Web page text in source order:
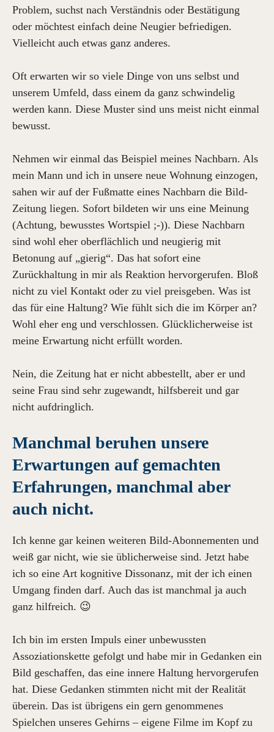
Problem, suchst nach Verständnis oder Bestätigung
oder möchtest einfach deine Neugier befriedigen.
Vielleicht auch etwas ganz anderes.
Oft erwarten wir so viele Dinge von uns selbst und
unserem Umfeld, dass einem da ganz schwindelig
werden kann. Diese Muster sind uns meist nicht einmal
bewusst.
Nehmen wir einmal das Beispiel meines Nachbarn. Als
mein Mann und ich in unsere neue Wohnung einzogen,
sahen wir auf der Fußmatte eines Nachbarn die Bild-
Zeitung liegen. Sofort bildeten wir uns eine Meinung
(Achtung, bewusstes Wortspiel ;-)). Diese Nachbarn
sind wohl eher oberflächlich und neugierig mit
Betonung auf „gierig“. Das hat sofort eine
Zurückhaltung in mir als Reaktion hervorgerufen. Bloß
nicht zu viel Kontakt oder zu viel preisgeben. Was ist
das für eine Haltung? Wie fühlt sich die im Körper an?
Wohl eher eng und verschlossen. Glücklicherweise ist
meine Erwartung nicht erfüllt worden.
Nein, die Zeitung hat er nicht abbestellt, aber er und
seine Frau sind sehr zugewandt, hilfsbereit und gar
nicht aufdringlich.
Manchmal beruhen unsere
Erwartungen auf gemachten
Erfahrungen, manchmal aber
auch nicht.
Ich kenne gar keinen weiteren Bild-Abonnementen und
weiß gar nicht, wie sie üblicherweise sind. Jetzt habe
ich so eine Art kognitive Dissonanz, mit der ich einen
Umgang finden darf. Auch das ist manchmal ja auch
ganz hilfreich. 😉
Ich bin im ersten Impuls einer unbewussten
Assoziationskette gefolgt und habe mir in Gedanken ein
Bild geschaffen, das eine innere Haltung hervorgerufen
hat. Diese Gedanken stimmten nicht mit der Realität
überein. Das ist übrigens ein gern genommenes
Spielchen unseres Gehirns – eigene Filme im Kopf zu